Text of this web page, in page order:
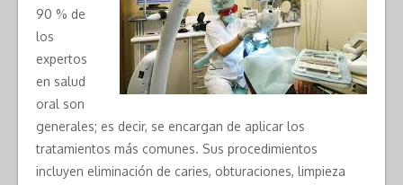
90 % de
los
expertos
en salud
oral son
generales; es decir, se encargan de aplicar los
tratamientos más comunes. Sus procedimientos
incluyen eliminación de caries, obturaciones, limpieza